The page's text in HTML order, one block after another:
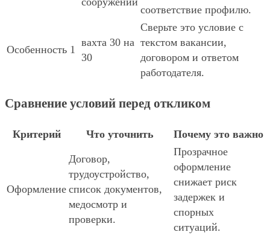
соответствие профилю.
Особенность 1
вахта 30 на
30
Сверьте это условие с
текстом вакансии,
договором и ответом
работодателя.
Сравнение условий перед откликом
Критерий Что уточнить Почему это важно
Оформление
Договор,
трудоустройство,
список документов,
медосмотр и
проверки.
Прозрачное
оформление
снижает риск
задержек и
спорных
ситуаций.